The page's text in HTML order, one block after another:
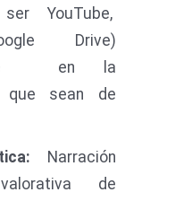
YouTube,
Drive)
en la
sean de
Narración
de